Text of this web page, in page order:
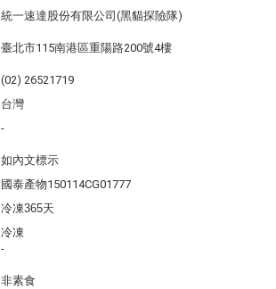
統一速達股份有限公司(黑貓探險隊)
臺北市115南港區重陽路200號4樓
(02) 26521719
台灣
-
如內文標示
國泰產物150114CG01777
冷凍365天
冷凍
-
非素食